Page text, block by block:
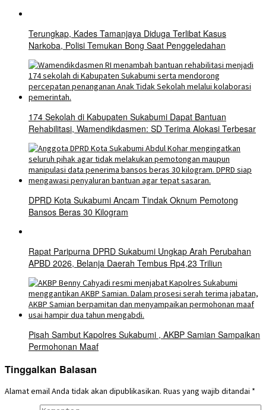
Terungkap, Kades Tamanjaya Diduga Terlibat Kasus
Narkoba, Polisi Temukan Bong Saat Penggeledahan
174 Sekolah di Kabupaten Sukabumi Dapat Bantuan
Rehabilitasi, Wamendikdasmen: SD Terima Alokasi Terbesar
DPRD Kota Sukabumi Ancam Tindak Oknum Pemotong
Bansos Beras 30 Kilogram
Rapat Paripurna DPRD Sukabumi Ungkap Arah Perubahan
APBD 2026, Belanja Daerah Tembus Rp4,23 Triliun
Pisah Sambut Kapolres Sukabumi , AKBP Samian Sampaikan
Permohonan Maaf
Tinggalkan Balasan
Alamat email Anda tidak akan dipublikasikan. Ruas yang wajib ditandai *